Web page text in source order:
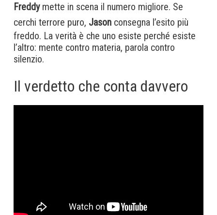
Freddy mette in scena il numero migliore. Se
cerchi terrore puro, Jason consegna l’esito più
freddo. La verità è che uno esiste perché esiste
l’altro: mente contro materia, parola contro
silenzio.
Il verdetto che conta davvero